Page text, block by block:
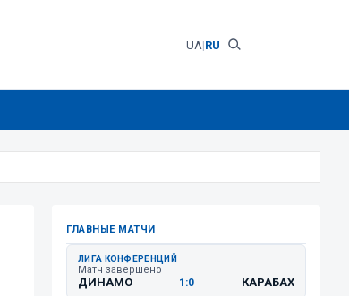
UA|RU
ГЛАВНЫЕ МАТЧИ
ЛИГА КОНФЕРЕНЦИЙ
Матч завершено
ДИНАМО 1:0 КАРАБАХ